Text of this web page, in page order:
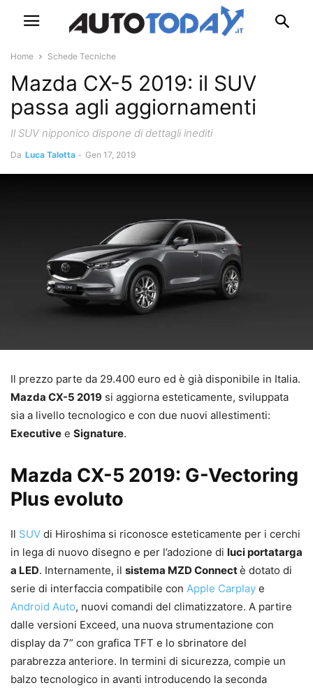
Home Schede Tecniche
Mazda CX-5 2019: il SUV
passa agli aggiornamenti
Il SUV nipponico dispone di dettagli inediti
Da Luca Talotta - Gen 17, 2019
Il prezzo parte da 29.400 euro ed è già disponibile in Italia.
Mazda CX-5 2019 si aggiorna esteticamente, sviluppata
sia a livello tecnologico e con due nuovi allestimenti:
Executive e Signature.
Mazda CX-5 2019: G-Vectoring
Plus evoluto
Il SUV di Hiroshima si riconosce esteticamente per i cerchi
in lega di nuovo disegno e per l’adozione di luci portatarga
a LED. Internamente, il sistema MZD Connectè dotato di
serie di interfaccia compatibile con Apple Carplay e
Android Auto, nuovi comandi del climatizzatore. A partire
dalle versioni Exceed, una nuova strumentazione con
display da 7” con grafica TFT e lo sbrinatore del
parabrezza anteriore. In termini di sicurezza, compie un
balzo tecnologico in avanti introducendo la seconda